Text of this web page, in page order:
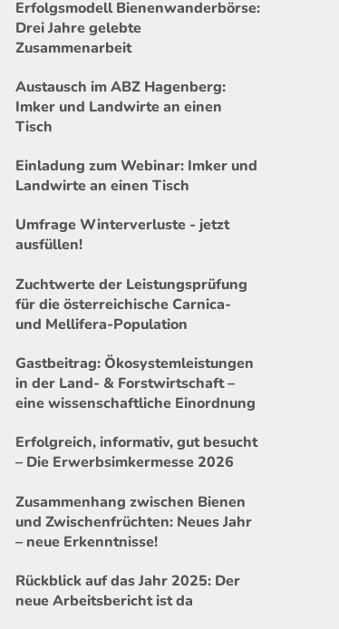
Erfolgsmodell Bienenwanderbörse:
Drei Jahre gelebte
Zusammenarbeit
Austausch im ABZ Hagenberg:
Imker und Landwirte an einen
Tisch
Einladung zum Webinar: Imker und
Landwirte an einen Tisch
Umfrage Winterverluste - jetzt
ausfüllen!
Zuchtwerte der Leistungsprüfung
für die österreichische Carnica-
und Mellifera-Population
Gastbeitrag: Ökosystemleistungen
in der Land- & Forstwirtschaft –
eine wissenschaftliche Einordnung
Erfolgreich, informativ, gut besucht
– Die Erwerbsimkermesse 2026
Zusammenhang zwischen Bienen
und Zwischenfrüchten: Neues Jahr
– neue Erkenntnisse!
Rückblick auf das Jahr 2025: Der
neue Arbeitsbericht ist da